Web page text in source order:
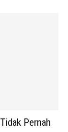
Pernah